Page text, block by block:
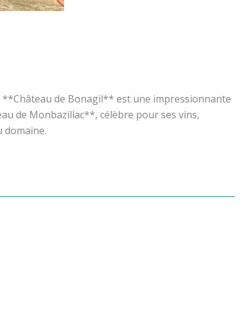
de Bonagil** est une impressionnante
de Monbazillac**, célèbre pour ses vins,
domaine.